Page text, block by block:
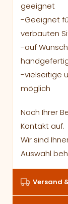
geeignet
-Geeignet
verbauten
-auf
-vielseitige
möglich
Nach Ihrer
Kontakt auf.
Wir sind
Auswahl
Versand